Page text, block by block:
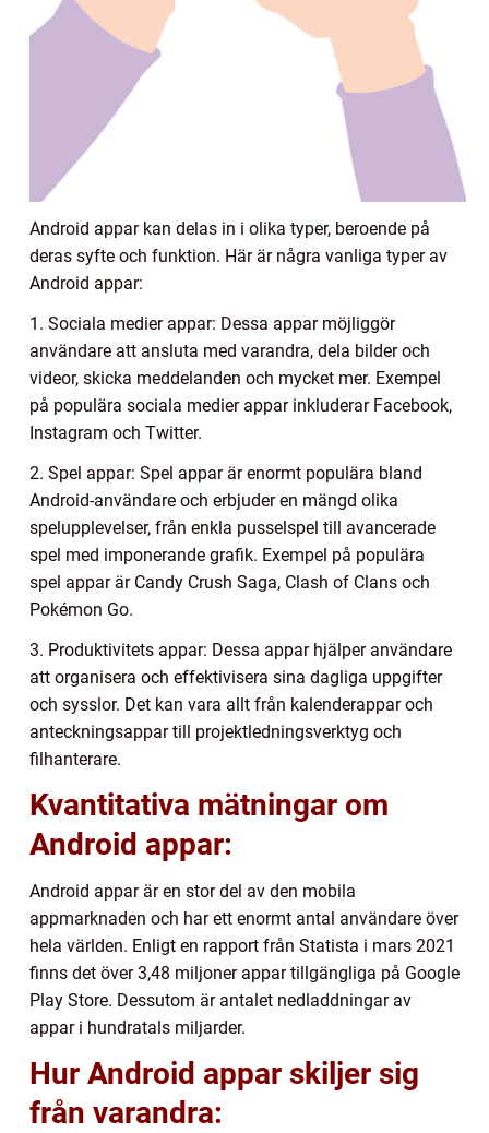
Android appar kan delas in i olika typer, beroende på
deras syfte och funktion. Här är några vanliga typer av
Android appar:
1. Sociala medier appar: Dessa appar möjliggör
användare att ansluta med varandra, dela bilder och
videor, skicka meddelanden och mycket mer. Exempel
på populära sociala medier appar inkluderar Facebook,
Instagram och Twitter.
2. Spel appar: Spel appar är enormt populära bland
Android-användare och erbjuder en mängd olika
spelupplevelser, från enkla pusselspel till avancerade
spel med imponerande grafik. Exempel på populära
spel appar är Candy Crush Saga, Clash of Clans och
Pokémon Go.
3. Produktivitets appar: Dessa appar hjälper användare
att organisera och effektivisera sina dagliga uppgifter
och sysslor. Det kan vara allt från kalenderappar och
anteckningsappar till projektledningsverktyg och
filhanterare.
Kvantitativa mätningar om
Android appar:
Android appar är en stor del av den mobila
appmarknaden och har ett enormt antal användare över
hela världen. Enligt en rapport från Statista i mars 2021
finns det över 3,48 miljoner appar tillgängliga på Google
Play Store. Dessutom är antalet nedladdningar av
appar i hundratals miljarder.
Hur Android appar skiljer sig
från varandra: